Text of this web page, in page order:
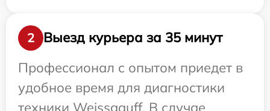
2
Выезд курьера за 35 минут
Профессионал с опытом приедет в
удобное время для диагностики
техники Weissgauff. В случае